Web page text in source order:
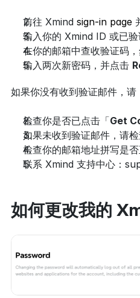
前往 Xmind sign-in page
输入你的 Xmind ID 或已
在你的邮箱中查收验证码，
输入两次新密码，并点击
如果你没有收到验证邮件，请
检查你是否已点击「Get
如果未收到验证邮件，请检
检查你的邮箱地址拼写是否
联系 Xmind 支持中心：
如何更改我的